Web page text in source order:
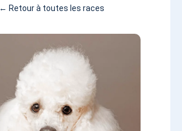
← Retour à toutes les races